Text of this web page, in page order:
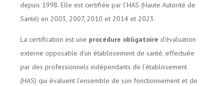
depuis 1998. Elle est certifiée par l’HAS (Haute Autorité de
Santé) en 2003, 2007, 2010 et 2014 et 2023.
La certification est une procédure obligatoire d’évaluation
externe opposable d’un établissement de santé, effectuée
par des professionnels indépendants de l’établissement
(HAS) qui évaluent l’ensemble de son fonctionnement et de